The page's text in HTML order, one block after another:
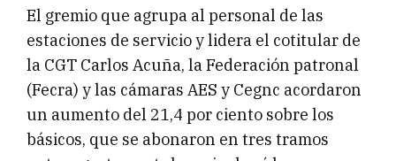
El gremio que agrupa al personal de las
estaciones de servicio y lidera el cotitular de
la CGT Carlos Acuña, la Federación patronal
(Fecra) y las cámaras AES y Cegnc acordaron
un aumento del 21,4 por ciento sobre los
básicos, que se abonaron en tres tramos